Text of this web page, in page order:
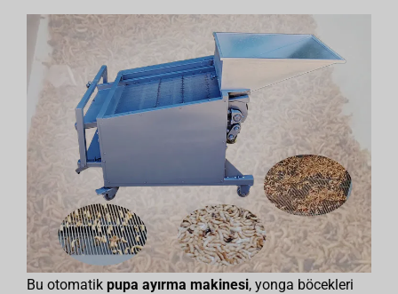
Bu otomatik pupa ayırma makinesi, yonga böcekleri